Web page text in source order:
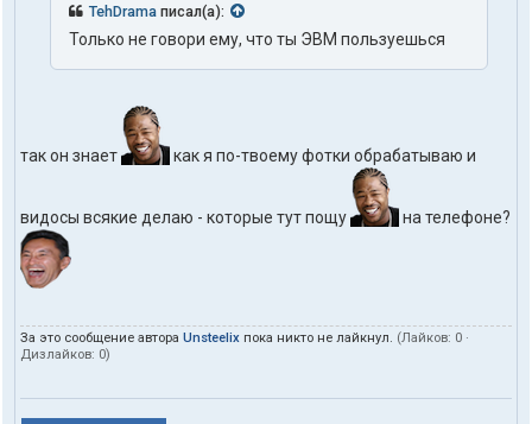
TehDrama писал(а):
Только не говори ему, что ты ЭВМ пользуешься
так он знает как я по-твоему фотки обрабатываю и
видосы всякие делаю - которые тут пощу на телефоне?
За это сообщение автора Unsteelix пока никто не лайкнул. (Лайков: 0 ·
Дизлайков: 0)